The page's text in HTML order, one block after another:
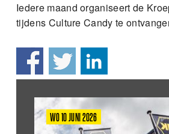
Iedere maand organiseert de
tijdens Culture Candy te
WO 10 JUNI 2026